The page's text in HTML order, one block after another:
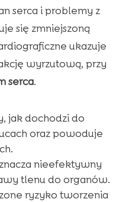
serca i problemy z
się zmniejszoną
ukazuje
wyrzutową, przy
serca.
jak dochodzi do
oraz powoduje
nieefektywny
tlenu do organów.
ryzyko tworzenia